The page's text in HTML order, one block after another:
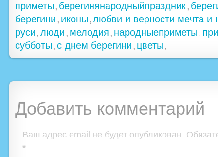
приметы , берегинянародныйпраздник,
берегини , иконы ,любви и верности мечта и
руси ,люди , мелодия , народныеприметы ,
субботы ,с днем берегини , цветы ,
Добавить комментарий
Ваш адрес email не будет опубликован.
*